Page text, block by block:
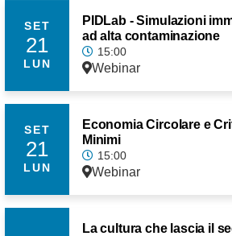
SET
21
LUN
PIDLab - Simulazioni
ad alta contaminazione
15:00
Webinar
SET
21
LUN
Economia Circolare e
Minimi
15:00
Webinar
La cultura che lascia il